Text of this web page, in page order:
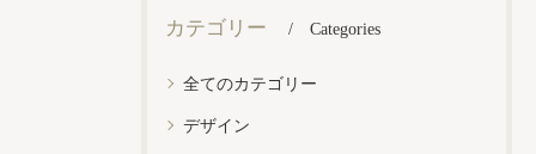
カテゴリー Categories
全てのカテゴリー
デザイン